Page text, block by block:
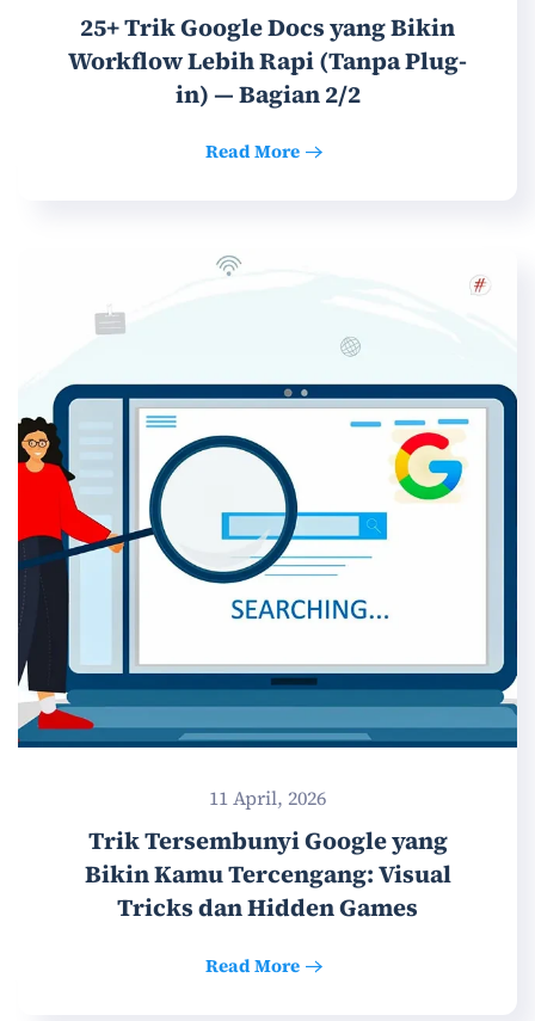
25+ Trik Google Docs yang Bikin
Workflow Lebih Rapi (Tanpa Plug-
in) — Bagian 2/2
Read More
11 April, 2026
Trik Tersembunyi Google yang
Bikin Kamu Tercengang: Visual
Tricks dan Hidden Games
Read More